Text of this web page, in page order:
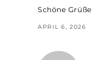
Schöne Grüße
APRIL 6, 2026